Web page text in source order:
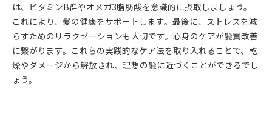
は、ビタミンB群やオメガ3脂肪酸を意識的に摂取しましょう。
これにより、髪の健康をサポートします。最後に、ストレスを減
らすためのリラクゼーションも大切です。心身のケアが髪質改善
に繋がります。これらの実践的なケア法を取り入れることで、乾
燥やダメージから解放され、理想の髪に近づくことができるでし
ょう。